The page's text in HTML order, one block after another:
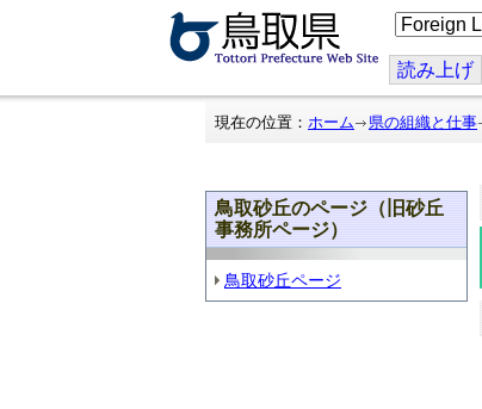
こ
の
ジ
を
翻
読み上げ
現在の位置： ホーム 県の組織と仕事
鳥取砂丘のページ（旧砂丘
事務所ページ）
鳥取砂丘ページ